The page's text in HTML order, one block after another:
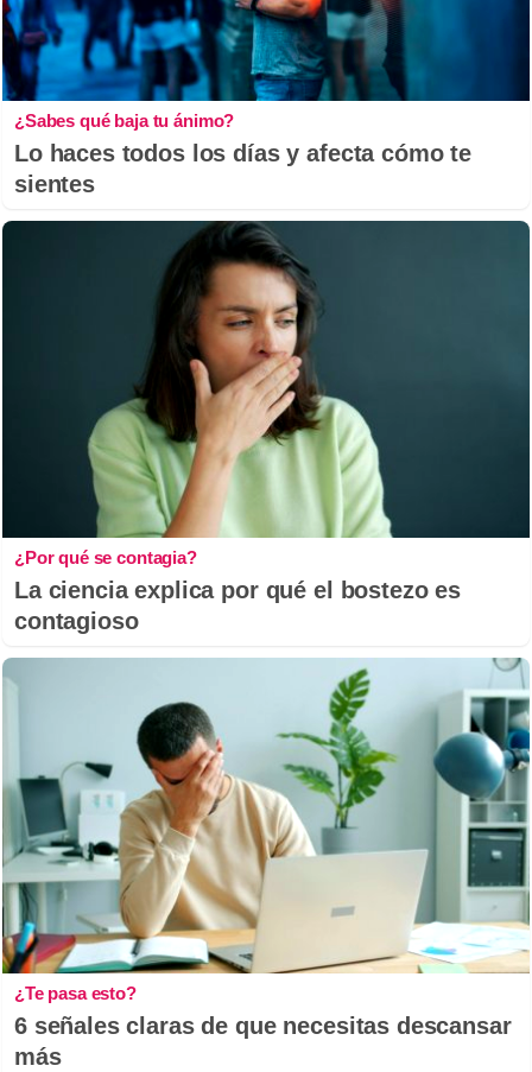
¿Sabes qué baja tu ánimo?
Lo haces todos los días y afecta cómo te
sientes
¿Por qué se contagia?
La ciencia explica por qué el bostezo es
contagioso
¿Te pasa esto?
6 señales claras de que necesitas descansar
más